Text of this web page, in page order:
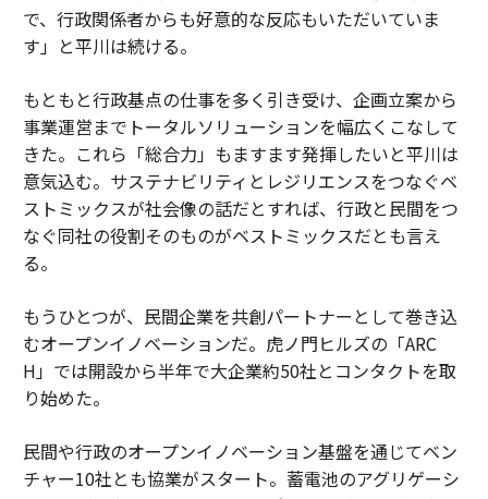
で、行政関係者からも好意的な反応もいただいていま
す」と平川は続ける。
もともと行政基点の仕事を多く引き受け、企画立案から
事業運営までトータルソリューションを幅広くこなして
きた。これら「総合力」もますます発揮したいと平川は
意気込む。サステナビリティとレジリエンスをつなぐベ
ストミックスが社会像の話だとすれば、行政と民間をつ
なぐ同社の役割そのものがベストミックスだとも言え
る。
もうひとつが、民間企業を共創パートナーとして巻き込
むオープンイノベーションだ。虎ノ門ヒルズの「ARC
H」では開設から半年で大企業約50社とコンタクトを取
り始めた。
民間や行政のオープンイノベーション基盤を通じてベン
チャー10社とも協業がスタート。蓄電池のアグリゲーシ